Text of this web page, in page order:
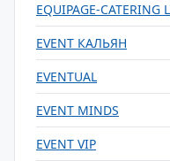
EQUIPAGE-
EVENT КАЛЬЯН
EVENTUAL
EVENT MINDS
EVENT VIP